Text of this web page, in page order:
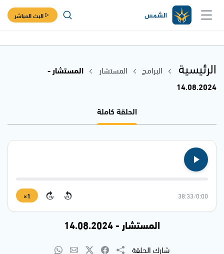
البث المباشر
الرئيسية البرامج المستشار
المستشار -
14.08.2024
الحلقة كاملة
0:00
/
38:33
15
15
1×
المستشار - 14.08.2024
شارك الحلقة